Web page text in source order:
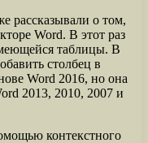
рассказывали о том,
Word. В этот раз
таблицы. В
столбец в
Word 2016, но она
2013, 2010, 2007 и
контекстного